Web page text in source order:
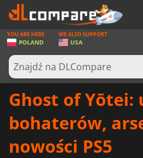
GRY
KARTY DO GIER
OPROGRAMOWANIE
YOU ARE HERE
POLAND
WE ALSO SUPPORT
USA
Ghost of Yōtei:
bohaterów,
nowości PS5